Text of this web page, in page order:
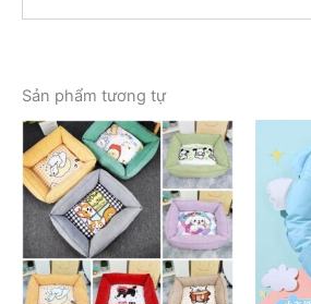
Sản phẩm tương tự